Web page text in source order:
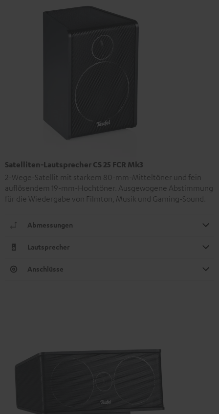
Satelliten-Lautsprecher CS 25 FCR Mk3
2-Wege-Satellit mit starkem 80-mm-Mitteltöner und fein
auflösendem 19-mm-Hochtöner. Ausgewogene Abstimmung
für die Wiedergabe von Filmton, Musik und Gaming-Sound.
Abmessungen
Lautsprecher
Anschlüsse